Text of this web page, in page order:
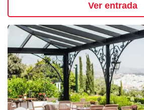
Ver entrada